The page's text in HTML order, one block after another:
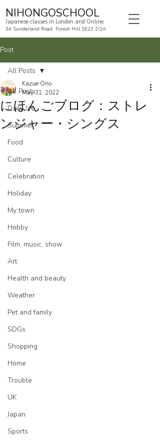
NIHONGOSCHOOL
Japanese classes in London and Online
34 Sunderland Road, Forest Hill SE23 2QA
Post
All Posts
Daily life
Summer
Food
Culture
Celebration
Holiday
My town
Hobby
Film, music, show
Art
Health and beauty
Weather
Pet and family
SDGs
Shopping
Home
Trouble
UK
Japan
Sports
All Posts
にほんごブログ：ストレ
ンジャー・シングス
Kazue Ono
May 31, 2022